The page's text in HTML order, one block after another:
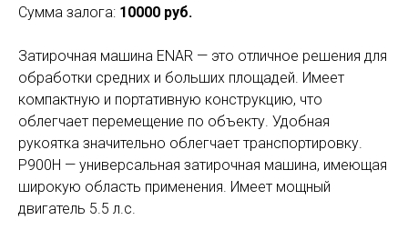
Сумма залога: 10000 руб.
Затирочная машина ENAR — это отличное решения для
обработки средних и больших площадей. Имеет
компактную и портативную конструкцию, что
облегчает перемещение по объекту. Удобная
рукоятка значительно облегчает транспортировку.
P900H — универсальная затирочная машина, имеющая
широкую область применения. Имеет мощный
двигатель 5.5 л.с.